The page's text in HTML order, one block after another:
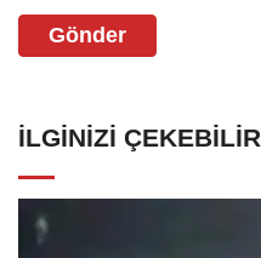
Gönder
İLGINIZI ÇEKEBILIR